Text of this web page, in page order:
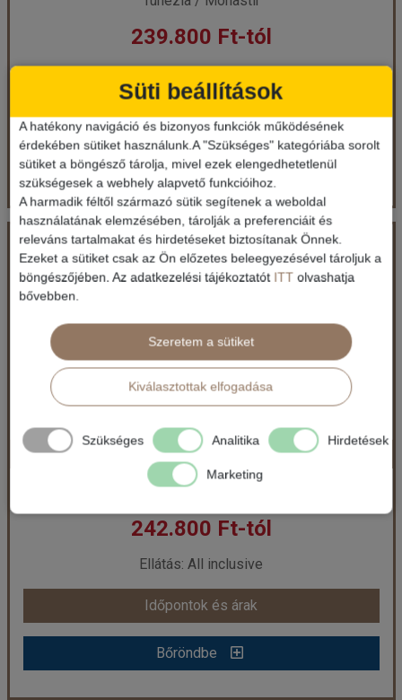
már 238.630 Ft-tól
Időpontok és árak
Bőröndbe
239.800 Ft-tól
Ellátás: All inclusive
Időpontok és árak
Bőröndbe
Rosa Beach Thalasso & Spa ****
Utazás módja:Repülővel
Ellátás:All inclusive
Szálláskategória:Hotel ****
Szobatípus:Kétágyas szoba
Időtartam:7 éj
Időpont: 2026-10-16 | 7 éj
már 239.800 Ft-tól
Időpontok és árak
Bőröndbe
NAHRAWESS RESORT & THALASSO ****
Tunézia / Hammamet
242.800 Ft-tól
Ellátás: All inclusive
Időpontok és árak
Bőröndbe
Süti beállítások
A hatékony navigáció és bizonyos funkciók működésének
érdekében sütiket használunk.A "Szükséges" kategóriába sorolt
sütiket a böngésző tárolja, mivel ezek elengedhetetlenül
szükségesek a webhely alapvető funkcióihoz.
A harmadik féltől származó sütik segítenek a weboldal
használatának elemzésében, tárolják a preferenciáit és
releváns tartalmakat és hirdetéseket biztosítanak Önnek.
Ezeket a sütiket csak az Ön előzetes beleegyezésével tároljuk a
böngészőjében. Az adatkezelési tájékoztatót ITT olvashatja
bővebben.
Szeretem a sütiket
Kiválasztottak elfogadása
Szükséges Analitika Hirdetések
Marketing